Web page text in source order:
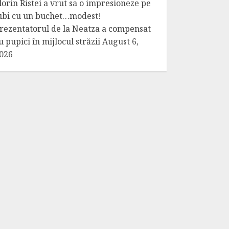
Ristei a vrut sa o impresioneze pe
cu un buchet…modest!
de la Neatza a compensat
pupici în mijlocul străziiAugust 6,